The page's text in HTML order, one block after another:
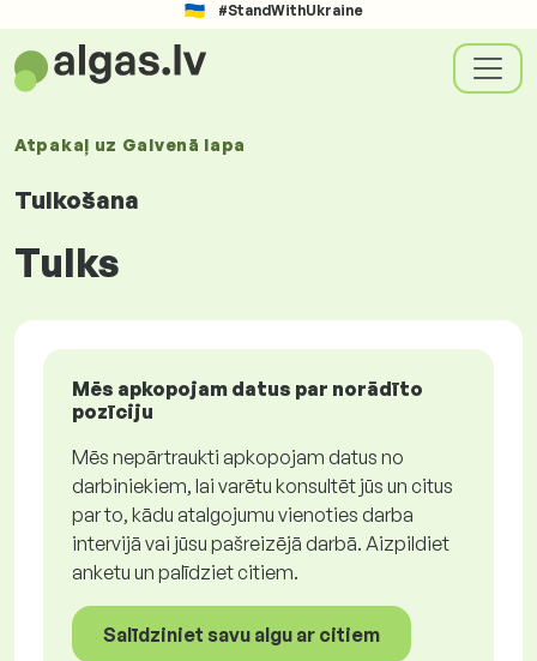
#StandWithUkraine
Atpakaļ uz Galvenā lapa
Tulkošana
Tulks
Mēs apkopojam datus par norādīto
pozīciju
Mēs nepārtraukti apkopojam datus no
darbiniekiem, lai varētu konsultēt jūs un citus
par to, kādu atalgojumu vienoties darba
intervijā vai jūsu pašreizējā darbā. Aizpildiet
anketu un palīdziet citiem.
Salīdziniet savu algu ar citiem